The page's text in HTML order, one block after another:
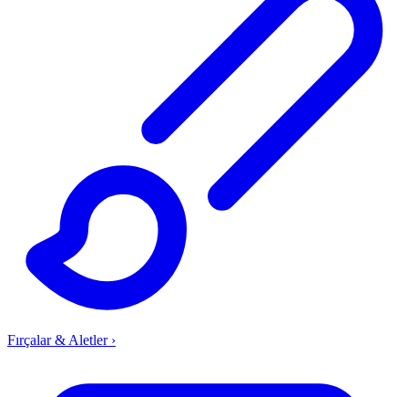
Fırçalar & Aletler ›